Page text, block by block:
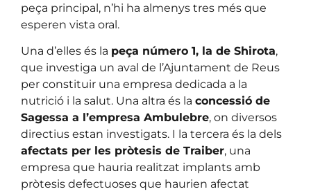
peça principal, n’hi ha almenys tres més que
esperen vista oral.
Una d’elles és la peça número 1, la de Shirota,
que investiga un aval de l’Ajuntament de Reus
per constituir una empresa dedicada a la
nutrició i la salut. Una altra és la concessió de
Sagessa a l’empresa Ambulebre, on diversos
directius estan investigats. I la tercera és la dels
afectats per les pròtesis de Traiber, una
empresa que hauria realitzat implants amb
pròtesis defectuoses que haurien afectat